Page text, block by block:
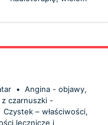
• Angina - objawy,
z czarnuszki -
Czystek – właściwości,
lecznicze i